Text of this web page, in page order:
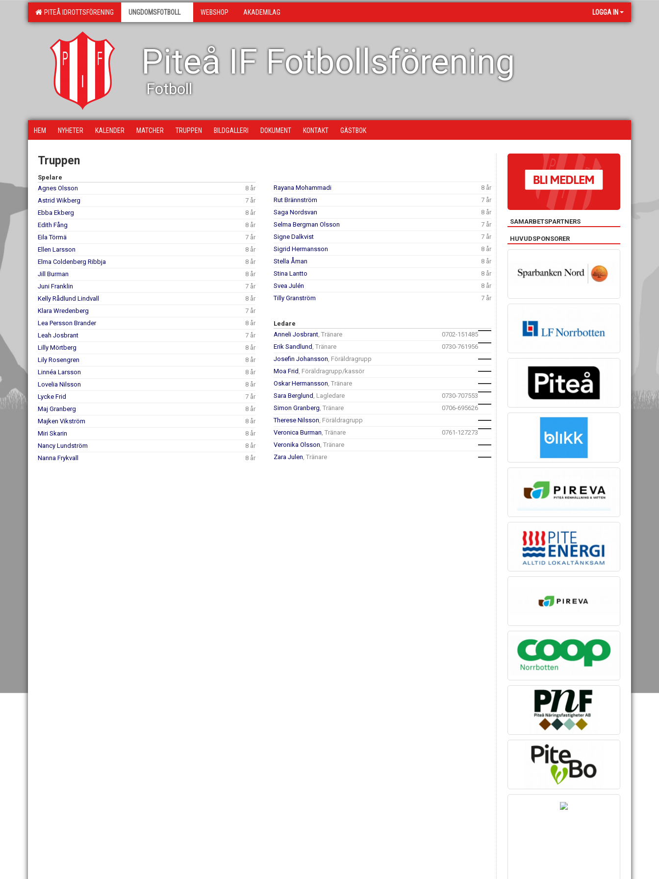
PITEÅ IDROTTSFÖRENING UNGDOMSFOTBOLL WEBSHOP AKADEMILAG LOGGA IN
Piteå IF Fotbollsförening
Fotboll
HEM NYHETER KALENDER MATCHER TRUPPEN BILDGALLERI DOKUMENT KONTAKT GÄSTBOK
Truppen
Spelare
Agnes Olsson
8 år
Astrid Wikberg
7 år
Ebba Ekberg
8 år
Edith Fång
8 år
Eila Törmä
7 år
Ellen Larsson
8 år
Elma Coldenberg Ribbja
8 år
Jill Burman
8 år
Juni Franklin
7 år
Kelly Rådlund Lindvall
8 år
Klara Wredenberg
7 år
Lea Persson Brander
8 år
Leah Josbrant
7 år
Lilly Mörtberg
8 år
Lily Rosengren
8 år
Linnéa Larsson
8 år
Lovelia Nilsson
8 år
Lycke Frid
7 år
Maj Granberg
8 år
Majken Vikström
8 år
Miri Skarin
8 år
Nancy Lundström
8 år
Nanna Frykvall
8 år
Rayana Mohammadi
8 år
Rut Brännström
7 år
Saga Nordsvan
8 år
Selma Bergman Olsson
7 år
Signe Dalkvist
7 år
Sigrid Hermansson
8 år
Stella Åman
8 år
Stina Lantto
8 år
Svea Julén
8 år
Tilly Granström
7 år
Ledare
Anneli Josbrant, Tränare
0702-151485
Erik Sandlund , Tränare
0730-761956
Josefin Johansson, Föräldragrupp
Moa Frid , Föräldragrupp/kassör
Oskar Hermansson, Tränare
Sara Berglund , Lagledare
0730-707553
Simon Granberg, Tränare
0706-695626
Therese Nilsson, Föräldragrupp
Veronica Burman, Tränare
0761-127273
Veronika Olsson, Tränare
Zara Julen, Tränare
SAMARBETSPARTNERS
HUVUDSPONSORER